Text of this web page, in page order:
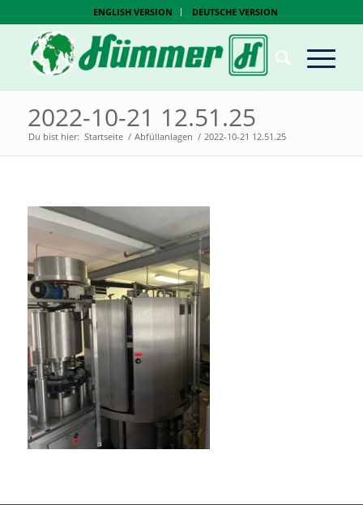
ENGLISH VERSION DEUTSCHE VERSION
2022-10-21 12.51.25
Du bist hier: Startseite / Abfüllanlagen / 2022-10-21 12.51.25